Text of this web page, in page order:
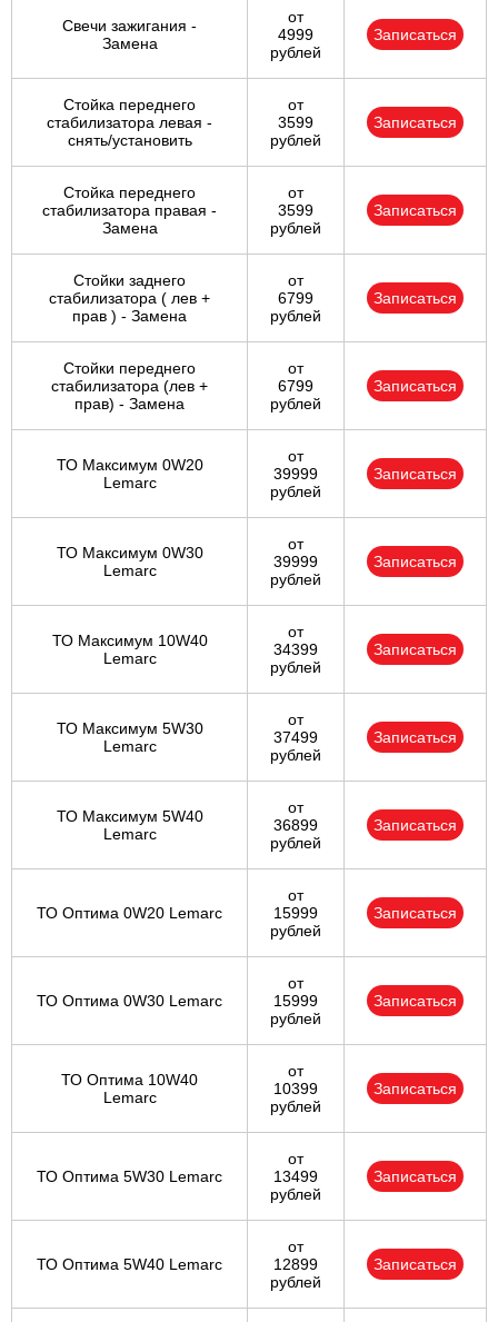
Свечи зажигания -
Замена
от
4999
рублей
Записаться
Стойка переднего
стабилизатора левая -
снять/установить
от
3599
рублей
Записаться
Стойка переднего
стабилизатора правая -
Замена
от
3599
рублей
Записаться
Стойки заднего
стабилизатора ( лев +
прав ) - Замена
от
6799
рублей
Записаться
Стойки переднего
стабилизатора (лев +
прав) - Замена
от
6799
рублей
Записаться
ТО Максимум 0W20
Lemarc
от
39999
рублей
Записаться
ТО Максимум 0W30
Lemarc
от
39999
рублей
Записаться
ТО Максимум 10W40
Lemarc
от
34399
рублей
Записаться
ТО Максимум 5W30
Lemarc
от
37499
рублей
Записаться
ТО Максимум 5W40
Lemarc
от
36899
рублей
Записаться
ТО Оптима 0W20 Lemarc
от
15999
рублей
Записаться
ТО Оптима 0W30 Lemarc
от
15999
рублей
Записаться
ТО Оптима 10W40
Lemarc
от
10399
рублей
Записаться
ТО Оптима 5W30 Lemarc
от
13499
рублей
Записаться
ТО Оптима 5W40 Lemarc
от
12899
рублей
Записаться